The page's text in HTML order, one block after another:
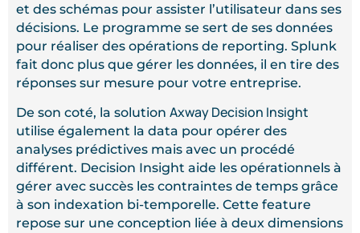
et des schémas pour assister l’utilisateur dans ses
décisions. Le programme se sert de ses données
pour réaliser des opérations de reporting. Splunk
fait donc plus que gérer les données, il en tire des
réponses sur mesure pour votre entreprise.
De son coté, la solution Axway Decision Insight
utilise également la data pour opérer des
analyses prédictives mais avec un procédé
différent. Decision Insight aide les opérationnels à
gérer avec succès les contraintes de temps grâce
à son indexation bi-temporelle. Cette feature
repose sur une conception liée à deux dimensions